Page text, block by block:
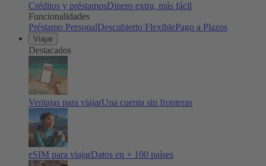
Créditos y préstamosDinero extra, más fácil
Funcionalidades
Préstamo PersonalDescubierto FlexiblePago a Plazos
Viajar
Destacados
Ventajas para viajarUna cuenta sin fronteras
eSIM para viajarDatos en + 100 países